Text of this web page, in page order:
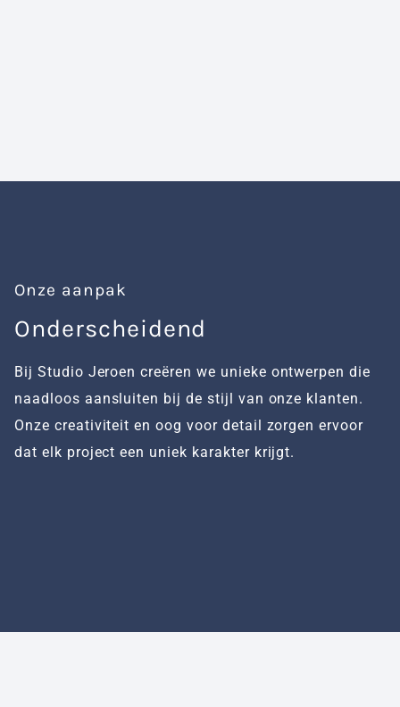
Onze aanpak
Onderscheidend
Bij Studio Jeroen creëren we unieke ontwerpen die
naadloos aansluiten bij de stijl van onze klanten.
Onze creativiteit en oog voor detail zorgen ervoor
dat elk project een uniek karakter krijgt.